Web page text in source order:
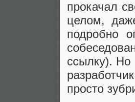
прокачал
целом,
подробно
ссылку). Но
просто